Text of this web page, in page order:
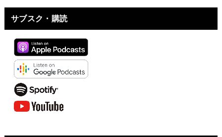
サブスク・購読